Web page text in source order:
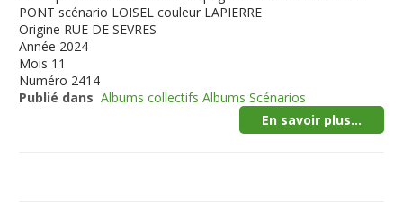
PONT scénario LOISEL couleur LAPIERRE
Origine RUE DE SEVRES
Année 2024
Mois 11
Numéro 2414
Publié dans Albums collectifs Albums Scénarios
En savoir plus...